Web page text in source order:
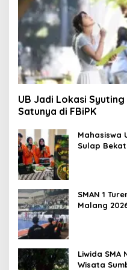
UB Jadi Lokasi Syuting
Satunya di FBiPK
Mahasiswa
Sulap
SMAN 1
Malang
Liwida SMA
Wisata